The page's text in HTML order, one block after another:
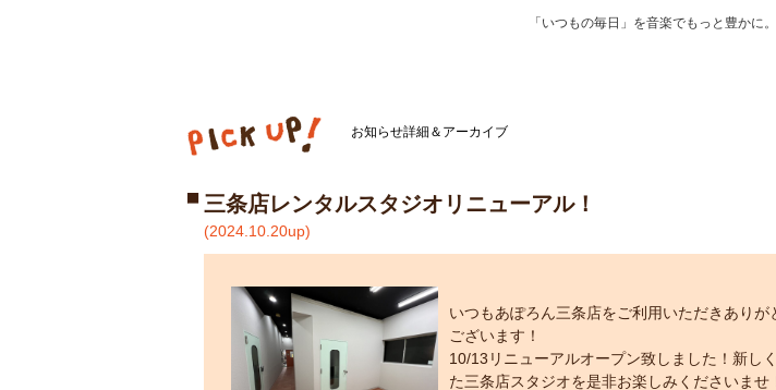
「いつもの毎日」を音楽でもっと豊かに。趣味を充
お知らせ詳細＆アーカイブ
三条店レンタルスタジオリニューアル！
(2024.10.20up)
いつもあぽろん三条店をご利用いただきありが
ございます！
10/13リニューアルオープン致しました！新し
た三条店スタジオを是非お楽しみくださいませ